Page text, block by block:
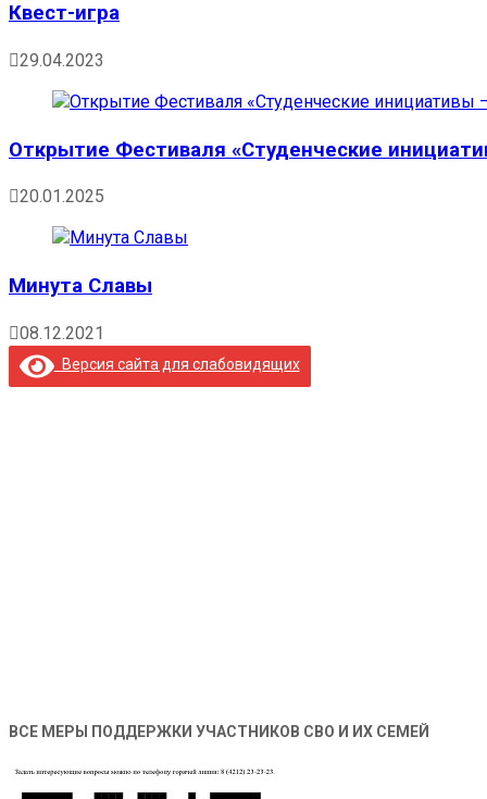
Квест-игра
29.04.2023
Открытие Фестиваля «Студенческие
20.01.2025
Минута Славы
08.12.2021
Версия сайта для слабовидящих
ВСЕ МЕРЫ ПОДДЕРЖКИ УЧАСТНИКОВ СВО И ИХ СЕМЕЙ